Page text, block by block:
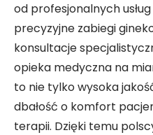
od profesjonalnych
precyzyjne zabiegi
konsultacje
opieka medyczna na
to nie tylko wysoka
dbałość o komfort
terapii. Dzięki temu